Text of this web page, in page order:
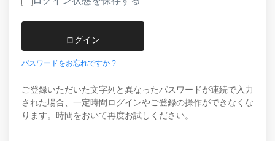
パスワードをお忘れですか ?
ご登録いただいた文字列と異なったパスワードが連続で入力
された場合、一定時間ログインやご登録の操作ができなくな
ります。時間をおいて再度お試しください。